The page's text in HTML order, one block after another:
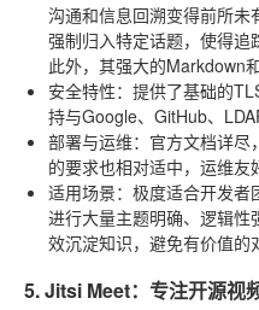
沟通和信息回溯变得前所
强制归入特定话题，使得追
此外，其强大的Markdown
安全特性：提供了基础的
持与Google、GitHub、
部署与运维：官方文档详尽
的要求也相对适中，运维友
适用场景：极度适合开发
进行大量主题明确、逻辑
效沉淀知识，避免有价值的
5. Jitsi Meet：专注开源视